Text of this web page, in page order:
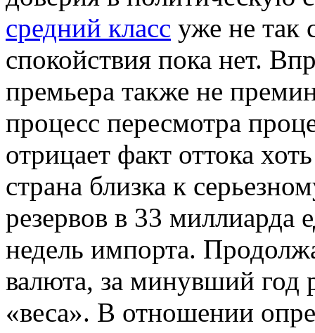
средний класс уже не так
спокойствия пока нет.
премьера также не
процесс пересмотра
отрицает факт оттока
страна близка к
резервов в 33 миллиарда
недель импорта.
валюта, за минувший год
«веса». В отношении